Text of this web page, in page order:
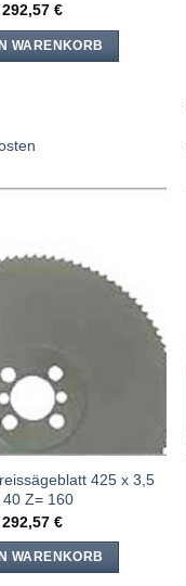
292,57 €
WARENKORB
Meine
Sägen
hinzufügen
425 x 3,5
40 Z= 160
292,57 €
WARENKORB